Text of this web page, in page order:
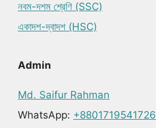
নবম-দশম শ্রেণি (SSC)
একাদশ-দ্বাদশ (HSC)
Admin
Md. Saifur Rahman
WhatsApp: +8801719541726